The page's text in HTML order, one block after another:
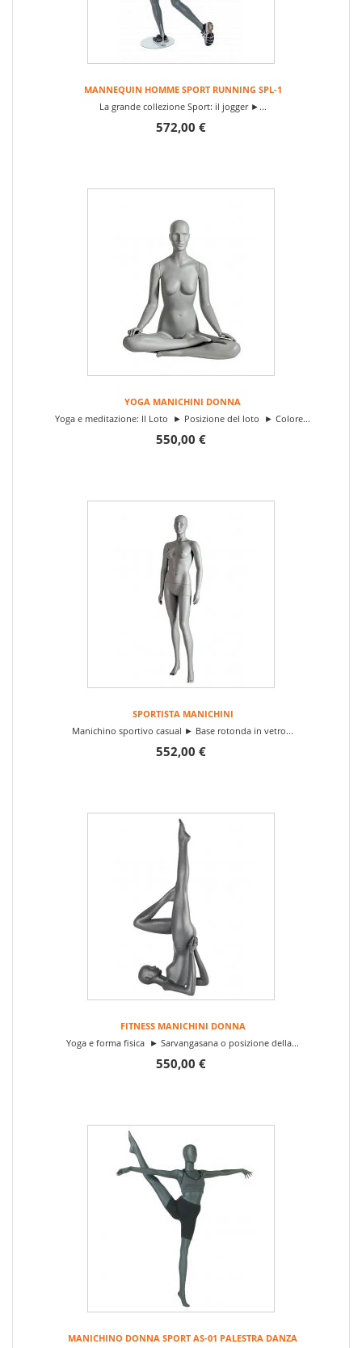
MANNEQUIN HOMME SPORT RUNNING SPL-1
La grande collezione Sport: il jogger ►...
572,00 €
YOGA MANICHINI DONNA
Yoga e meditazione: Il Loto ► Posizione del loto ► Colore...
550,00 €
SPORTISTA MANICHINI
Manichino sportivo casual ► Base rotonda in vetro...
552,00 €
FITNESS MANICHINI DONNA
Yoga e forma fisica ► Sarvangasana o posizione della...
550,00 €
MANICHINO DONNA SPORT AS-01 PALESTRA DANZA